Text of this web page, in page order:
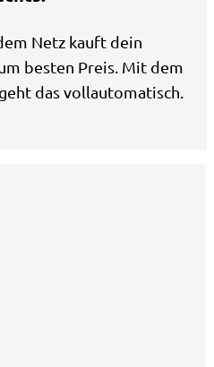
Netz kauft dein
besten Preis. Mit dem
das vollautomatisch.